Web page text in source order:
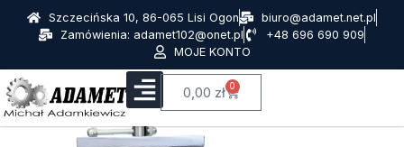
Szczecińska 10, 86-065 Lisi Ogon
biuro@adamet.net.pl
Zamówienia: adamet102@onet.pl
+48 696 690 909
MOJE KONTO
0,00 zł 0